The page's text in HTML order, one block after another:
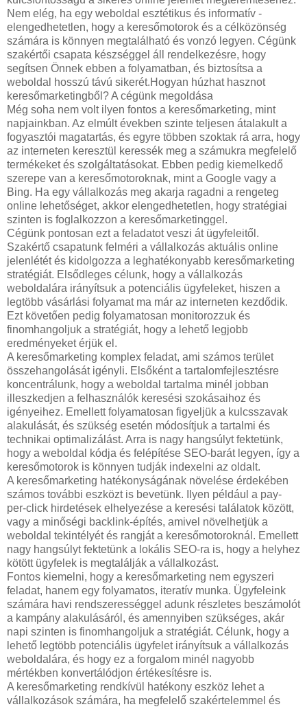
Nem elég, ha egy weboldal esztétikus és informatív -
elengedhetetlen, hogy a keresőmotorok és a célközönség
számára is könnyen megtalálható és vonzó legyen. Cégünk
szakértői csapata készséggel áll rendelkezésre, hogy
segítsen Önnek ebben a folyamatban, és biztosítsa a
weboldal hosszú távú sikerét.Hogyan húzhat hasznot
keresőmarketingből? A cégünk megoldása
Még soha nem volt ilyen fontos a keresőmarketing, mint
napjainkban. Az elmúlt években szinte teljesen átalakult a
fogyasztói magatartás, és egyre többen szoktak rá arra, hogy
az interneten keresztül keressék meg a számukra megfelelő
termékeket és szolgáltatásokat. Ebben pedig kiemelkedő
szerepe van a keresőmotoroknak, mint a Google vagy a
Bing. Ha egy vállalkozás meg akarja ragadni a rengeteg
online lehetőséget, akkor elengedhetetlen, hogy stratégiai
szinten is foglalkozzon a keresőmarketinggel.
Cégünk pontosan ezt a feladatot veszi át ügyfeleitől.
Szakértő csapatunk felméri a vállalkozás aktuális online
jelenlétét és kidolgozza a leghatékonyabb keresőmarketing
stratégiát. Elsődleges célunk, hogy a vállalkozás
weboldalára irányítsuk a potenciális ügyfeleket, hiszen a
legtöbb vásárlási folyamat ma már az interneten kezdődik.
Ezt követően pedig folyamatosan monitorozzuk és
finomhangoljuk a stratégiát, hogy a lehető legjobb
eredményeket érjük el.
A keresőmarketing komplex feladat, ami számos terület
összehangolását igényli. Elsőként a tartalomfejlesztésre
koncentrálunk, hogy a weboldal tartalma minél jobban
illeszkedjen a felhasználók keresési szokásaihoz és
igényeihez. Emellett folyamatosan figyeljük a kulcsszavak
alakulását, és szükség esetén módosítjuk a tartalmi és
technikai optimalizálást. Arra is nagy hangsúlyt fektetünk,
hogy a weboldal kódja és felépítése SEO-barát legyen, így a
keresőmotorok is könnyen tudják indexelni az oldalt.
A keresőmarketing hatékonyságának növelése érdekében
számos további eszközt is bevetünk. Ilyen például a pay-
per-click hirdetések elhelyezése a keresési találatok között,
vagy a minőségi backlink-építés, amivel növelhetjük a
weboldal tekintélyét és rangját a keresőmotoroknál. Emellett
nagy hangsúlyt fektetünk a lokális SEO-ra is, hogy a helyhez
kötött ügyfelek is megtalálják a vállalkozást.
Fontos kiemelni, hogy a keresőmarketing nem egyszeri
feladat, hanem egy folyamatos, iteratív munka. Ügyfeleink
számára havi rendszerességgel adunk részletes beszámolót
a kampány alakulásáról, és amennyiben szükséges, akár
napi szinten is finomhangoljuk a stratégiát. Célunk, hogy a
lehető legtöbb potenciális ügyfelet irányítsuk a vállalkozás
weboldalára, és hogy ez a forgalom minél nagyobb
mértékben konvertálódjon értékesítésre is.
A keresőmarketing rendkívül hatékony eszköz lehet a
vállalkozások számára, ha megfelelő szakértelemmel és